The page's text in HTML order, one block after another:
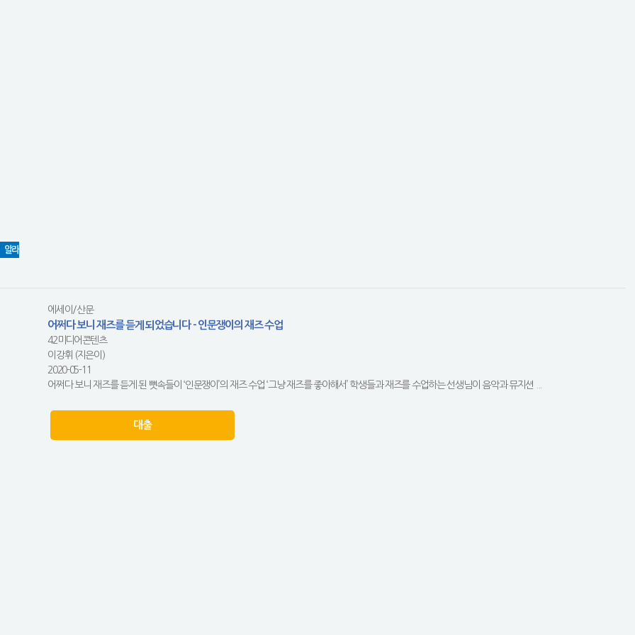
알라
에세이/산문
어쩌다 보니 재즈를 듣게 되었습니다 - 인문쟁이의 재즈 수업
42미디어콘텐츠
이강휘 (지은이)
2020-05-11
어쩌다 보니 재즈를 듣게 된 뼛속들이 ‘인문쟁이’의 재즈 수업 ‘그냥 재즈를 좋아해서’ 학생들과 재즈를 수업하는 선생님이 음악과 뮤지션 ...
대출